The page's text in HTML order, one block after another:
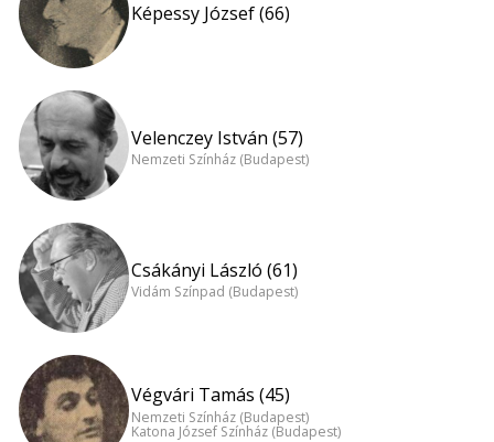
Képessy József (66)
Velenczey István (57)
Nemzeti Színház (Budapest)
Csákányi László (61)
Vidám Színpad (Budapest)
Végvári Tamás (45)
Nemzeti Színház (Budapest)
Katona József Színház (Budapest)